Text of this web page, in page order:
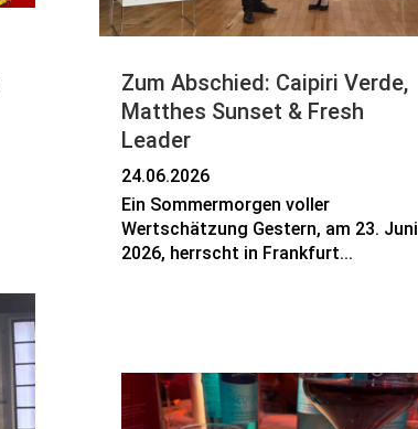
Zum Abschied: Caipiri Verde,
Matthes Sunset & Fresh
Leader
24.06.2026
Ein Sommermorgen voller
Wertschätzung Gestern, am 23. Juni
2026, herrscht in Frankfurt...